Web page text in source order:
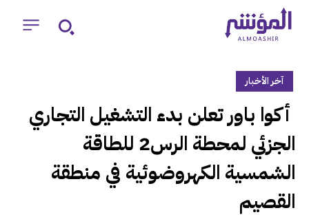
آخر الأخبار
‏ أكوا باور تعلن بدء التشغيل التجاري
الجزئي لمحطة الرس2 للطاقة
الشمسية الكهروضوئية في منطقة
القصيم